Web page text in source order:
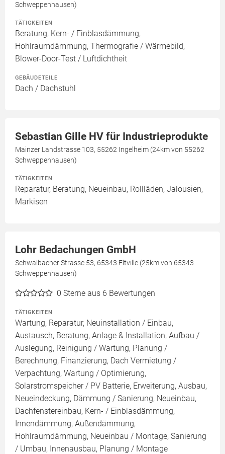
Schweppenhausen)
TÄTIGKEITEN
Beratung, Kern- / Einblasdämmung,
Hohlraumdämmung, Thermografie / Wärmebild,
Blower-Door-Test / Luftdichtheit
GEBÄUDETEILE
Dach / Dachstuhl
Sebastian Gille HV für Industrieprodukte
Mainzer Landstrasse 103, 55262 Ingelheim (24km von 55262
Schweppenhausen)
TÄTIGKEITEN
Reparatur, Beratung, Neueinbau, Rollläden, Jalousien,
Markisen
Lohr Bedachungen GmbH
Schwalbacher Strasse 53, 65343 Eltville (25km von 65343
Schweppenhausen)
0 Sterne aus 6 Bewertungen
TÄTIGKEITEN
Wartung, Reparatur, Neuinstallation / Einbau,
Austausch, Beratung, Anlage & Installation, Aufbau /
Auslegung, Reinigung / Wartung, Planung /
Berechnung, Finanzierung, Dach Vermietung /
Verpachtung, Wartung / Optimierung,
Solarstromspeicher / PV Batterie, Erweiterung, Ausbau,
Neueindeckung, Dämmung / Sanierung, Neueinbau,
Dachfenstereinbau, Kern- / Einblasdämmung,
Innendämmung, Außendämmung,
Hohlraumdämmung, Neueinbau / Montage, Sanierung
/ Umbau, Innenausbau, Planung / Montage